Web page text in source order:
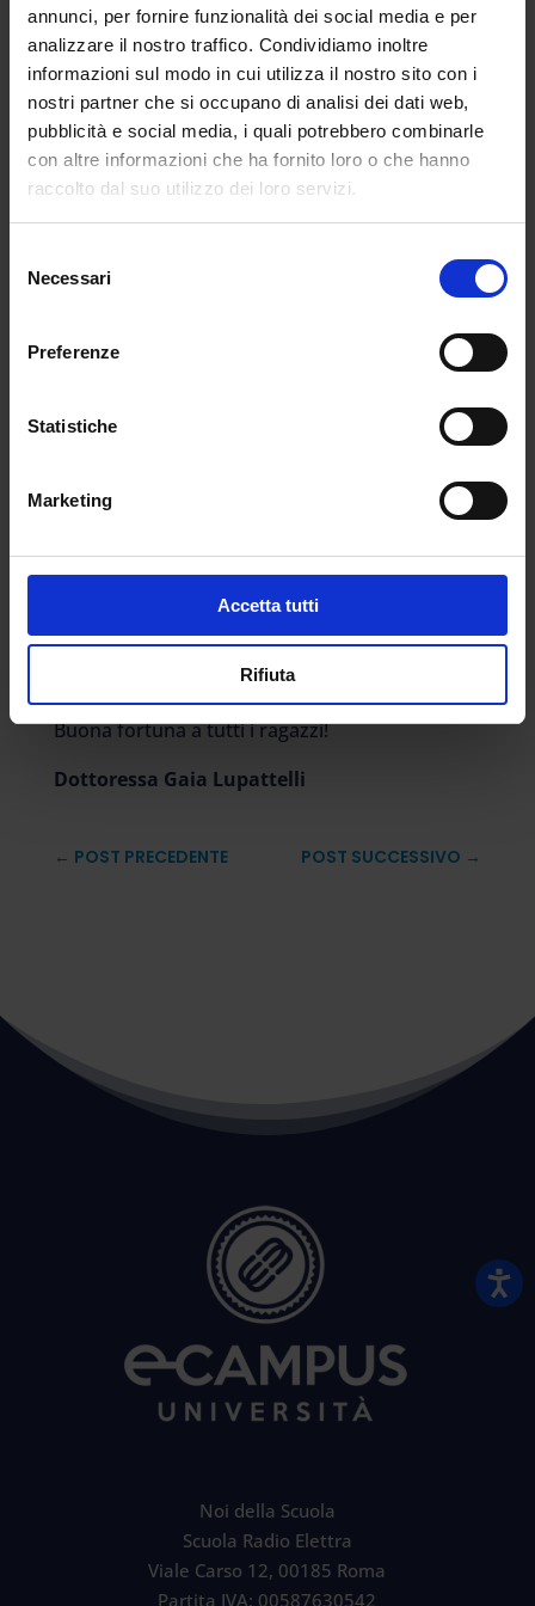
annunci, per fornire funzionalità dei social media e per
analizzare il nostro traffico. Condividiamo inoltre
informazioni sul modo in cui utilizza il nostro sito con i
nostri partner che si occupano di analisi dei dati web,
pubblicità e social media, i quali potrebbero combinarle
con altre informazioni che ha fornito loro o che hanno
raccolto dal suo utilizzo dei loro servizi.
delNecessari
Preferenze
Statistiche
Marketing
Accetta tutti
Rifiuta
argomento o da un autore. Non è tanto
importante che dimostrino di aver studiato,
ma che sappiano argomentare il loro punto
di vista con un uso appropriato e
responsabile delle parole, perché ogni
parola è un monumento. L’esame serve per
pensiero anche critico”
Così il ministro dell’Istruzione, Patrizio Bianchi,
spiega in un’intervista al Corriere della Sera il
proposte questa mattina all’esame di maturità.
maturità non è un test: serve a
valutare il percorso svolto dai ragazzi
L’Esame di Stato è un importante momento di
passaggio, va vissuto con entusiasmo.
“Siamo al vostro fianco. Abbiate fiducia nelle
Buona fortuna a tutti i ragazzi!
Dottoressa Gaia Lupattelli
← POST PRECEDENTE POST SUCCESSIVO →
Noi della Scuola
Scuola Radio Elettra
Viale Carso 12, 00185 Roma
Partita IVA: 00587630542